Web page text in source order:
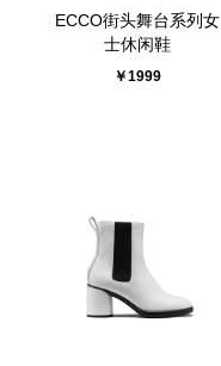
ECCO街头舞台系列女
士休闲鞋
￥1999